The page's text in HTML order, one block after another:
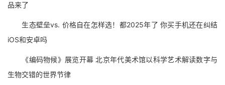
品来了
生态壁垒vs. 价格自在怎样选！都2025年了 你买手机还在纠结
iOS和安卓吗
《编码物候》展览开幕 北京年代美术馆以科学艺术解读数字与
生物交错的世界节律